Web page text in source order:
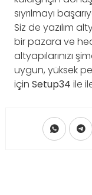
sıyrılmayı
Siz de yazılım
bir pazara ve
altyapılarınızı
uygun, yüksek
için Setup34 ile